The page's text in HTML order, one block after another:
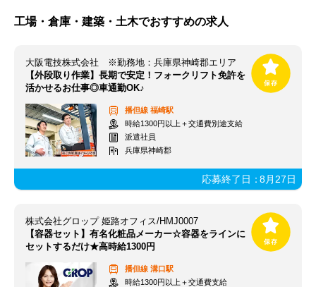
工場・倉庫・建築・土木でおすすめの求人
大阪電技株式会社 ※勤務地：兵庫県神崎郡エリア
【外段取り作業】長期で安定！フォークリフト免許を
活かせるお仕事◎車通勤OK♪
播但線 福崎駅
時給1300円以上＋交通費別途支給
派遣社員
兵庫県神崎郡
応募終了日：8月27日
株式会社グロップ 姫路オフィス/HMJ0007
【容器セット】有名化粧品メーカー☆容器をラインに
セットするだけ★高時給1300円
播但線 溝口駅
時給1300円以上＋交通費支給